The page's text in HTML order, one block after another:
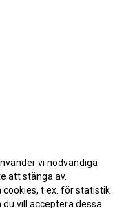
vi nödvändiga
att stänga av.
cookies, t.ex. för statistik
vill acceptera dessa.